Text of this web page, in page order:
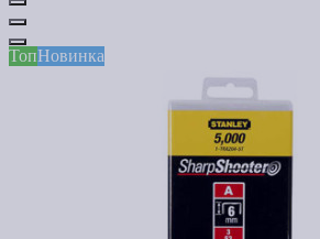
ТопНовинка